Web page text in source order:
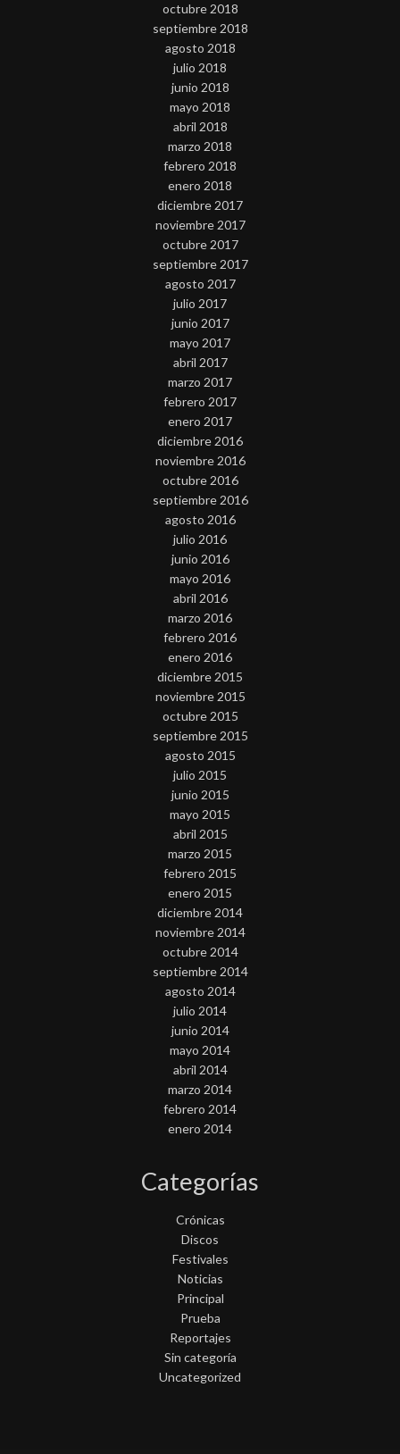
octubre 2018
septiembre 2018
agosto 2018
julio 2018
junio 2018
mayo 2018
abril 2018
marzo 2018
febrero 2018
enero 2018
diciembre 2017
noviembre 2017
octubre 2017
septiembre 2017
agosto 2017
julio 2017
junio 2017
mayo 2017
abril 2017
marzo 2017
febrero 2017
enero 2017
diciembre 2016
noviembre 2016
octubre 2016
septiembre 2016
agosto 2016
julio 2016
junio 2016
mayo 2016
abril 2016
marzo 2016
febrero 2016
enero 2016
diciembre 2015
noviembre 2015
octubre 2015
septiembre 2015
agosto 2015
julio 2015
junio 2015
mayo 2015
abril 2015
marzo 2015
febrero 2015
enero 2015
diciembre 2014
noviembre 2014
octubre 2014
septiembre 2014
agosto 2014
julio 2014
junio 2014
mayo 2014
abril 2014
marzo 2014
febrero 2014
enero 2014
Categorías
Crónicas
Discos
Festivales
Noticias
Principal
Prueba
Reportajes
Sin categoría
Uncategorized